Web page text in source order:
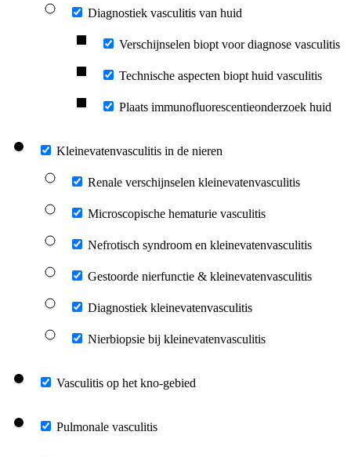
Diagnostiek vasculitis van huid
Verschijnselen biopt voor diagnose vasculitis
Technische aspecten biopt huid vasculitis
Plaats immunofluorescentieonderzoek huid
Kleinevatenvasculitis in de nieren
Renale verschijnselen kleinevatenvasculitis
Microscopische hematurie vasculitis
Nefrotisch syndroom en kleinevatenvasculitis
Gestoorde nierfunctie & kleinevatenvasculitis
Diagnostiek kleinevatenvasculitis
Nierbiopsie bij kleinevatenvasculitis
Vasculitis op het kno-gebied
Pulmonale vasculitis